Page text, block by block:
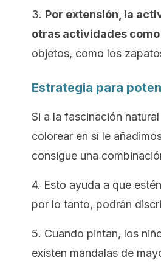
3. Por extensión, la
otras actividades como
objetos, como los
Estrategia para
Si a la fascinación
colorear en sí le
consigue una
4. Esto ayuda a que
por lo tanto, podrán
5. Cuando pintan, los
existen mandalas de